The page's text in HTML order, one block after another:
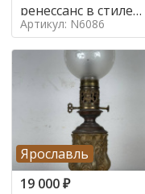
ренессанс в стиле
ренессанс,
Артикул: N6086
Ярославль
19 000₽